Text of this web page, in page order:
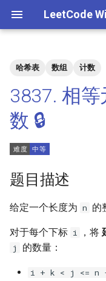
LeetCode
始
化
搜
索
擎
解法
方法一：哈希表 + 倒
4. 二维数组中的查找
5. 替换空格
6. 从尾到头打印链表
7. 重建二叉树
9. 用两个栈实现队列
2. 二进制加法
3. 前 n 个数字二进制中
数
4. 只出现一次的数字
5. 单词长度的最大乘积
6. 排序数组中两个数字
7. 数组中和为 0 的三
1.2. 判定是否互为字符
1.3. URL 化
1.4. 回文排列
1.5. 一次编辑
1.6. 字符串压缩
哈希表 数组 计数
3837. 相
数 🔒
题目描述
给定一个长度为 n 的
对于每个下标 i ，将
j 的数量：
i + k < j <= n